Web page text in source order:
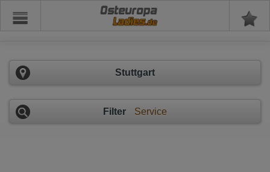
Osteuropa
Stuttgart
Filter Service